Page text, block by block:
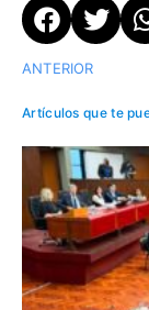
ANTERIOR
Artículos que te